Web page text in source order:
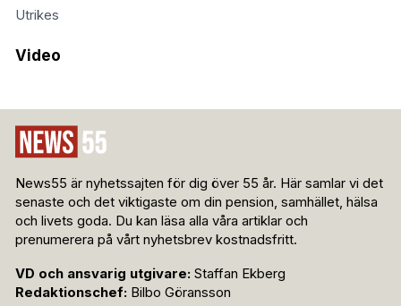
Utrikes
Video
News55 är nyhetssajten för dig över 55 år. Här samlar vi det
senaste och det viktigaste om din pension, samhället, hälsa
och livets goda. Du kan läsa alla våra artiklar och
prenumerera på vårt nyhetsbrev kostnadsfritt.
VD och ansvarig utgivare: Staffan Ekberg
Redaktionschef: Bilbo Göransson